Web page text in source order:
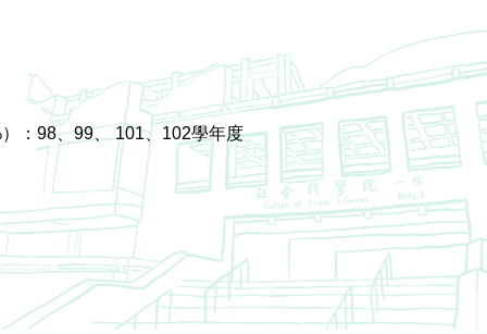
：98、99、 101、102學年度